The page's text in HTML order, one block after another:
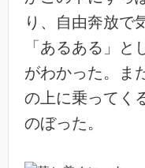
り、自由奔放で
「あるある」と
がわかった。ま
の上に乗ってく
のぼった。